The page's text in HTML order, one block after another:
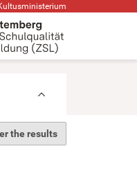
the results